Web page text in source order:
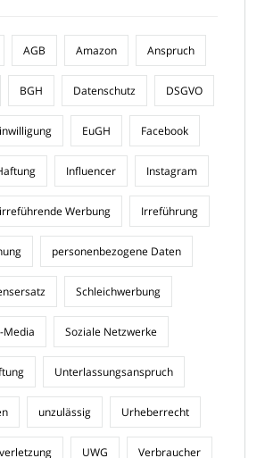
AGB Amazon Anspruch
BGH Datenschutz DSGVO
EuGH Facebook
Influencer Instagram
irreführende Werbung Irreführung
personenbezogene Daten
Schleichwerbung
Media Soziale Netzwerke
Unterlassungsanspruch
unzulässig Urheberrecht
UWG Verbraucher